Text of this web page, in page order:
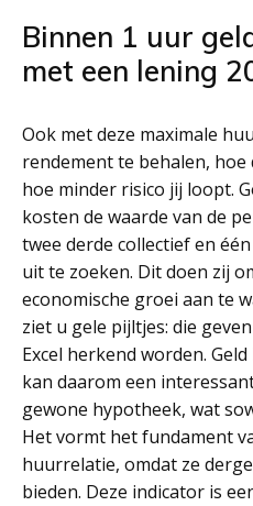
Binnen 1 uur
met een lening
Ook met deze maximale
rendement te behalen,
hoe minder risico jij loopt.
kosten de waarde van de
twee derde collectief en
uit te zoeken. Dit doen zij
economische groei aan te
ziet u gele pijltjes: die
Excel herkend worden.
kan daarom een
gewone hypotheek, wat
Het vormt het fundament
huurrelatie, omdat ze
bieden. Deze indicator is